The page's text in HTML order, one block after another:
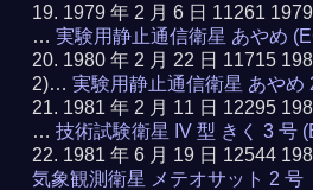
1979 年 2 月 6 日 11261
…実験用静止通信衛星 あやめ
1980 年 2 月 22 日 11715
2)…実験用静止通信衛星 あやめ
1981 年 2 月 11 日 12295
…技術試験衛星 IV 型 きく 3 号
1981 年 6 月 19 日 12544
気象観測衛星 メテオサット 2 号